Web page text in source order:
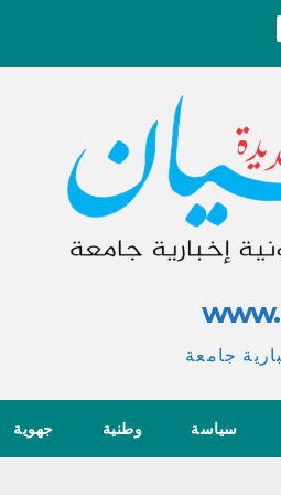
جامعة
سياسة وطنية جهوية